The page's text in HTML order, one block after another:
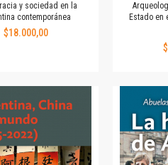
Intersecciones
Convergencia. Entre memoria y sociedad
Serie Contemporánea
Unidad de Publicaciones del Departamento de Ciencia y Tecnología
Colecciones
Universidad Virtual de Quilmes
y sociedad en la
contemporánea
$18.000,00
Estado en